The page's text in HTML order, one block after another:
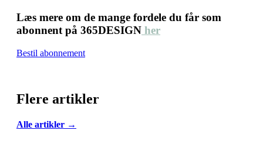
Læs mere om de mange fordele du får som
abonnent på 365DESIGN her
Bestil abonnement
Flere artikler
Alle artikler →